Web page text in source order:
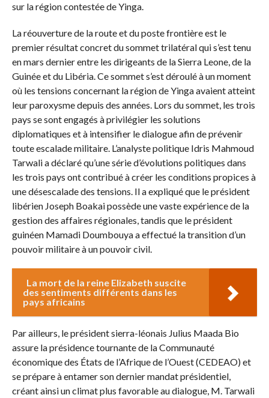
sur la région contestée de Yinga.
La réouverture de la route et du poste frontière est le
premier résultat concret du sommet trilatéral qui s’est tenu
en mars dernier entre les dirigeants de la Sierra Leone, de la
Guinée et du Libéria. Ce sommet s’est déroulé à un moment
où les tensions concernant la région de Yinga avaient atteint
leur paroxysme depuis des années. Lors du sommet, les trois
pays se sont engagés à privilégier les solutions
diplomatiques et à intensifier le dialogue afin de prévenir
toute escalade militaire. L’analyste politique Idris Mahmoud
Tarwali a déclaré qu’une série d’évolutions politiques dans
les trois pays ont contribué à créer les conditions propices à
une désescalade des tensions. Il a expliqué que le président
libérien Joseph Boakai possède une vaste expérience de la
gestion des affaires régionales, tandis que le président
guinéen Mamadi Doumbouya a effectué la transition d’un
pouvoir militaire à un pouvoir civil.
La mort de la reine Elizabeth suscite
des sentiments différents dans les
pays africains
Par ailleurs, le président sierra-léonais Julius Maada Bio
assure la présidence tournante de la Communauté
économique des États de l’Afrique de l’Ouest (CEDEAO) et
se prépare à entamer son dernier mandat présidentiel,
créant ainsi un climat plus favorable au dialogue, M. Tarwali